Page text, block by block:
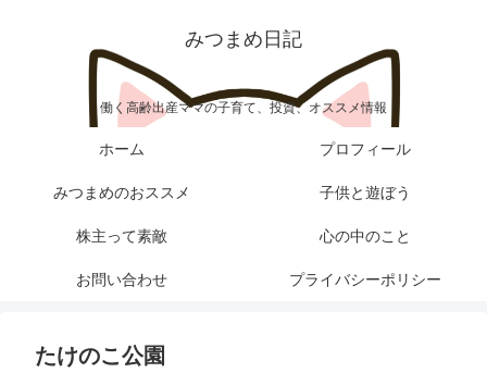
みつまめ日記
働く高齢出産ママの子育て、投資、オススメ情報
ホーム プロフィール
みつまめのおススメ 子供と遊ぼう
株主って素敵 心の中のこと
お問い合わせ プライバシーポリシー
たけのこ公園